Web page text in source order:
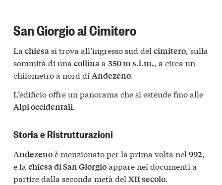
San Giorgio al Cimitero
La chiesasi trova all’ingresso sud del cimitero, sulla
sommità di una collinaa 350 m s.l.m., a circa un
chilometro a nord di Andezeno.
L’edificio offre un panorama che si estende fino alle
Alpi occidentali
Storia e Ristrutturazioni
Andezenoè menzionato per la prima volta nel 992,
e la chiesa di San Giorgioappare nei documenti a
partire dalla seconda metà del XII secolo.